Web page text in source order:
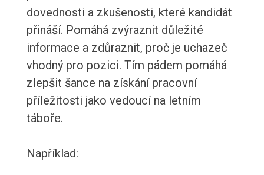
dovednosti a zkušenosti, které kandidát
přináší. Pomáhá zvýraznit důležité
informace a zdůraznit, proč je uchazeč
vhodný pro pozici. Tím pádem pomáhá
zlepšit šance na získání pracovní
příležitosti jako vedoucí na letním
táboře.
Například: